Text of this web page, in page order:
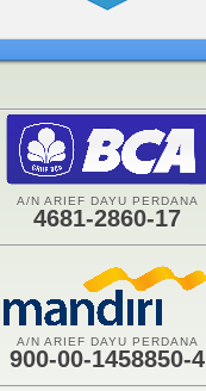
A/N ARIEF DAYU PERDANA
4681-2860-17
A/N ARIEF DAYU PERDANA
900-00-1458850-4